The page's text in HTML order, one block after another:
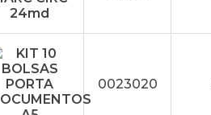
0023020